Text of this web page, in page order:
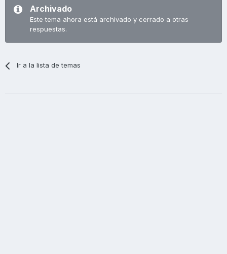
Archivado
Este tema ahora está archivado y cerrado a otras
respuestas.
Ir a la lista de temas